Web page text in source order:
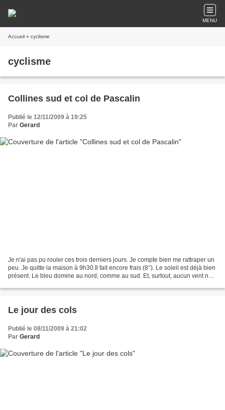
MENU
Accueil » cyclisme
cyclisme
Collines sud et col de Pascalin
Publié le 12/11/2009 à 19:25
Par Gerard
Je n'ai pas pu rouler ces trois derniers jours. Je compte bien me rattraper un
peu. Je quitte la maison à 9h30.Il fait encore frais (8°). Le soleil est déjà bien
présent. Le bleu domine au nord, comme au sud. Et, surtout, aucun vent ne
Le jour des cols
Publié le 08/11/2009 à 21:02
Par Gerard